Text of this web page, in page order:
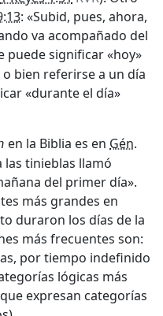
: «Subid, pues, ahora,
va acompañado del
puede significar «hoy»
o bien referirse a un día
«durante el día»
en la Biblia es en Gén.
las tinieblas llamó
del primer día».
más grandes en
duraron los días de la
más frecuentes son:
por tiempo indefinido
lógicas más
expresan categorías